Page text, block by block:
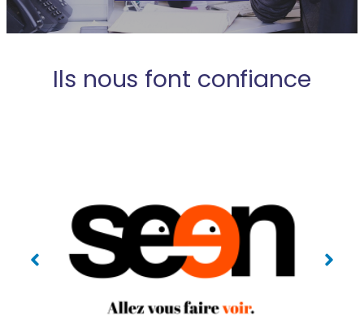
Ils nous font confiance